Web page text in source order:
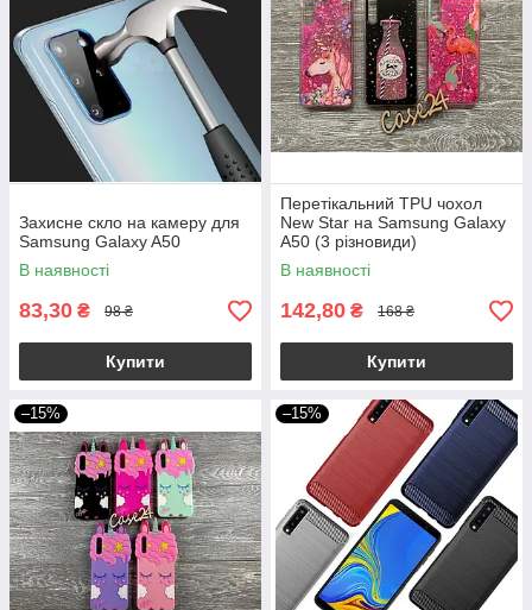
Захисне скло на камеру для
Samsung Galaxy A50
В наявності
83,30 ₴ 98 ₴
Купити
Перетікальний TPU чохол
New Star на Samsung Galaxy
A50 (3 різновиди)
В наявності
142,80 ₴ 168 ₴
Купити
–15% –15%